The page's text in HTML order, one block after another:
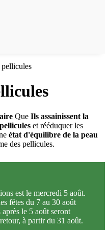
Que Ils assainissent la
et rééduquer les
état d'équilibre de la peau
des pellicules.
est le mercredi 5 août.
fêtes du 7 au 30 août
le 5 août seront
à partir du 31 août.